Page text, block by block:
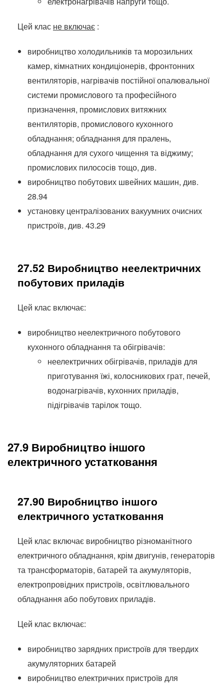
Цей клас не включає :
виробництво холодильників та морозильних
камер, кімнатних кондиціонерів, фронтонних
вентиляторів, нагрівачів постійної опалювальної
системи промислового та професійного
призначення, промислових витяжних
вентиляторів, промислового кухонного
обладнання; обладнання для пралень,
обладнання для сухого чищення та віджиму;
промислових пилососів тощо, див.
виробництво побутових швейних машин, див.
28.94
установку централізованих вакуумних очисних
пристроїв, див. 43.29
27.52 Виробництво неелектричних
побутових приладів
Цей клас включає:
виробництво неелектричного побутового
кухонного обладнання та обігрівачів:
неелектричних обігрівачів, приладів для
приготування їжі, колосникових грат, печей,
водонагрівачів, кухонних приладів,
підігрівачів тарілок тощо.
27.9 Виробництво іншого
електричного устатковання
27.90 Виробництво іншого
електричного устатковання
Цей клас включає виробництво різноманітного
електричного обладнання, крім двигунів, генераторів
та трансформаторів, батарей та акумуляторів,
електропровідних пристроїв, освітлювального
обладнання або побутових приладів.
Цей клас включає:
виробництво зарядних пристроїв для твердих
акумуляторних батарей
виробництво електричних пристроїв для